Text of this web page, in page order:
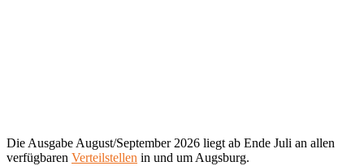
Die Ausgabe August/September 2026 liegt ab Ende Juli an allen
verfügbaren Verteilstellen in und um Augsburg.